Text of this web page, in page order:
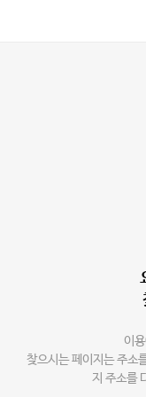
이
찾으시는 페이지는 주소
지 주소를